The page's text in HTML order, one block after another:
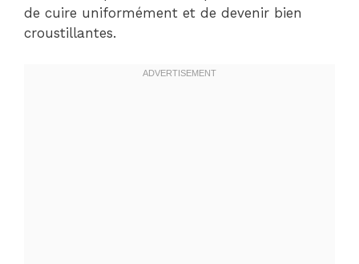
de cuire uniformément et de devenir bien
croustillantes.